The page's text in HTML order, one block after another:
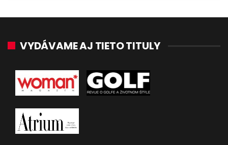
VYDÁVAME AJ TIETO TITULY